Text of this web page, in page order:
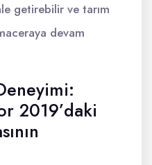
getirebilir ve tarım
devam
2019’daki